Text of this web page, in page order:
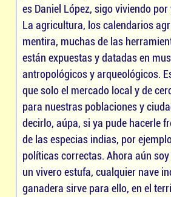
es Daniel López, sigo viviendo
La agricultura, los calendarios
mentira, muchas de las
están expuestas y datadas en
antropológicos y arqueológicos.
que solo el mercado local y de
para nuestras poblaciones y
decirlo, aúpa, si ya pude hacerle
de las especias indias, por
políticas correctas. Ahora aún
un vivero estufa, cualquier nave
ganadera sirve para ello, en el